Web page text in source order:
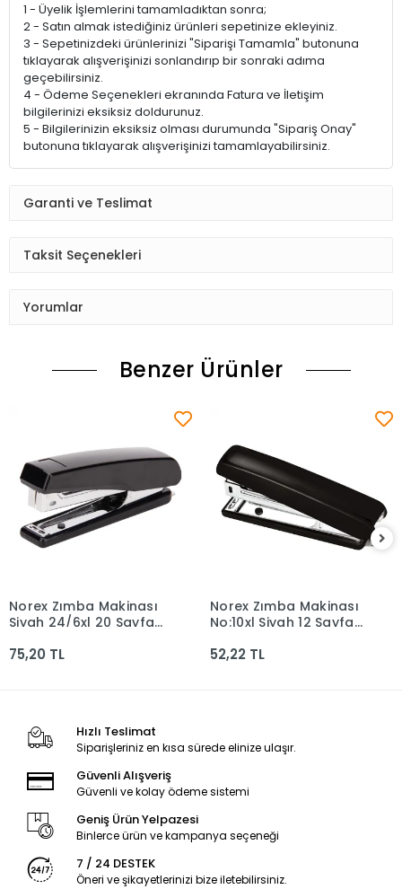
1 - Üyelik İşlemlerini tamamladıktan sonra;
2 - Satın almak istediğiniz ürünleri sepetinize ekleyiniz.
3 - Sepetinizdeki ürünlerinizi "Siparişi Tamamla" butonuna
tıklayarak alışverişinizi sonlandırıp bir sonraki adıma
geçebilirsiniz.
4 - Ödeme Seçenekleri ekranında Fatura ve İletişim
bilgilerinizi eksiksiz doldurunuz.
5 - Bilgilerinizin eksiksiz olması durumunda "Sipariş Onay"
butonuna tıklayarak alışverişinizi tamamlayabilirsiniz.
Garanti ve Teslimat
Taksit Seçenekleri
Yorumlar
Benzer Ürünler
Sepete Ekle
Norex Zımba Makinası
Siyah 24/6xl 20 Sayfa
75,20 TL
Sepete Ekle
Norex Zımba Makinası
No:10xl Siyah 12 Sayfa
52,22 TL
Hızlı Teslimat
Siparişleriniz en kısa sürede elinize ulaşır.
Güvenli Alışveriş
Güvenli ve kolay ödeme sistemi
Geniş Ürün Yelpazesi
Binlerce ürün ve kampanya seçeneği
7 / 24 DESTEK
Öneri ve şikayetlerinizi bize iletebilirsiniz.